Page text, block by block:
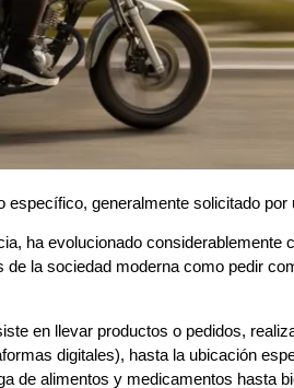
generalmente solicitado por
ha evolucionado considerablemente
la sociedad moderna como pedir
en llevar productos o pedidos,
digitales), hasta la ubicación
de alimentos y medicamentos hasta